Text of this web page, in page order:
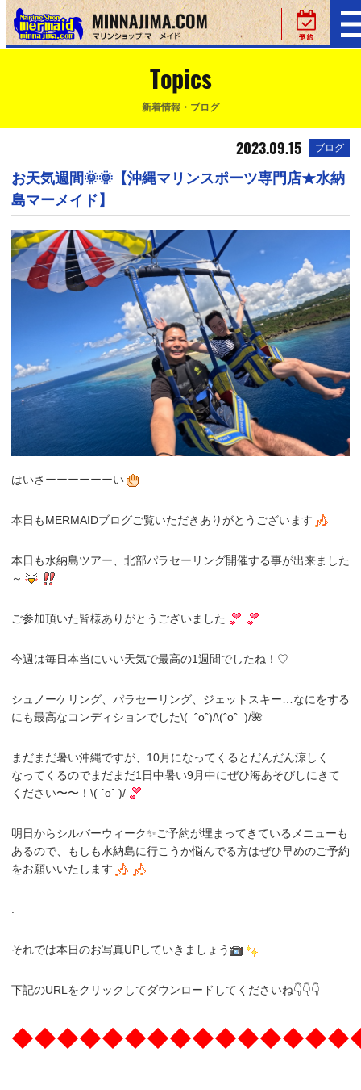
Topics
新着情報・ブログ
2023.09.15 ブログ
お天気週間🌞🌞【沖縄マリンスポーツ専門店★水納
島マーメイド】
はいさーーーーーーい
本日もMERMAIDブログご覧いただきありがとうございます
本日も水納島ツアー、北部パラセーリング開催する事が出来ました
～
ご参加頂いた皆様ありがとうございました
今週は毎日本当にいい天気で最高の1週間でしたね！♡
シュノーケリング、パラセーリング、ジェットスキー…なにをする
にも最高なコンディションでした\( ˆoˆ)/\(ˆoˆ )/🌺
まだまだ暑い沖縄ですが、10月になってくるとだんだん涼しく
なってくるのでまだまだ1日中暑い9月中にぜひ海あそびしにきて
ください〜〜！\( ˆoˆ )/
明日からシルバーウィーク✨ご予約が埋まってきているメニューも
あるので、もしも水納島に行こうか悩んでる方はぜひ早めのご予約
をお願いいたします
それでは本日のお写真UPしていきましょう
下記のURLをクリックしてダウンロードしてくださいね👇👇👇